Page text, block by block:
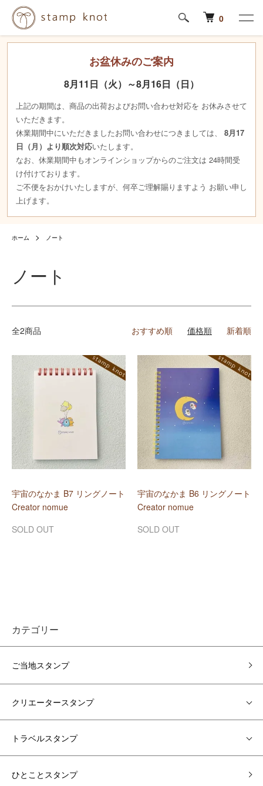
0
お盆休みのご案内
8月11日（火）～8月16日（日）
上記の期間は、商品の出荷およびお問い合わせ対応を お休みさせて
いただきます。
休業期間中にいただきましたお問い合わせにつきましては、 8月17
日（月）より順次対応いたします。
なお、休業期間中もオンラインショップからのご注文は 24時間受
け付けております。
ご不便をおかけいたしますが、何卒ご理解賜りますよう お願い申し
上げます。
ホーム ノート
ノート
全2商品 おすすめ順 価格順 新着順
宇宙のなかま B7 リングノート
Creator nomue
SOLD OUT
宇宙のなかま B6 リングノート
Creator nomue
SOLD OUT
カテゴリー
ご当地スタンプ
クリエータースタンプ
トラベルスタンプ
ひとことスタンプ